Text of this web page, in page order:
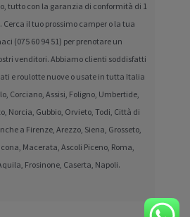
tutto con la garanzia di conformità di 1
Cerca il tuo prossimo camper o la tua
(075 60 94 51) per prenotare un
venditori. Abbiamo clienti soddisfatti
e roulotte nuove o usate in tutta Italia
Corciano, Assisi, Foligno, Umbertide,
Norcia, Gubbio, Orvieto, Todi, Città di
a Firenze, Arezzo, Siena, Grosseto,
Macerata, Ascoli Piceno, Roma,
Frosinone, Caserta, Napoli.